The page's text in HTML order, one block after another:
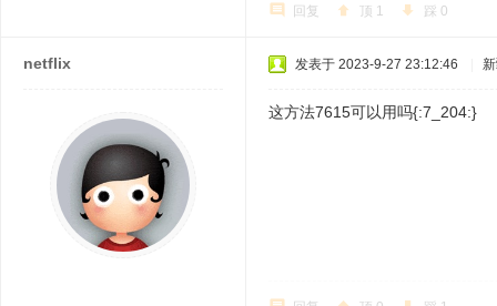
回复 顶 1 踩 0
netflix 发表于 2023-9-27 23:12:46
这方法7615可以用吗{:7_204:}